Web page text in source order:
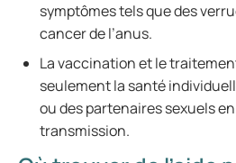
symptômes tels que des
cancer de l’anus.
La vaccination et le
seulement la santé
ou des partenaires sexuels
transmission.